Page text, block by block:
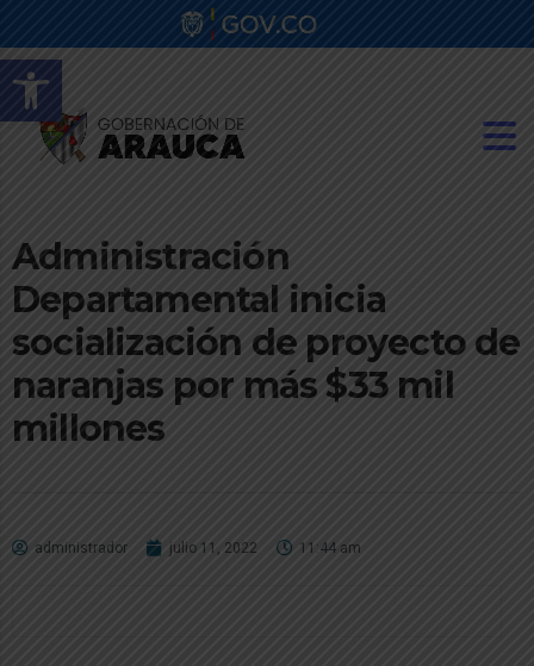
Abrir barra de herramientas
Administración
Departamental inicia
socialización de proyecto de
naranjas por más $33 mil
millones
administrador julio 11, 2022 11:44 am